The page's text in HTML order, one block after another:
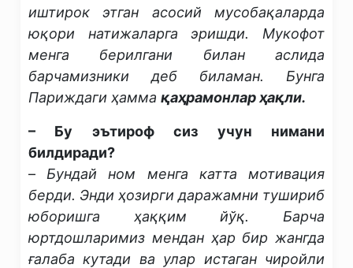
иштирок этган асосий мусобақаларда
юқори натижаларга эришди. Мукофот
менга берилгани билан аслида
барчамизники деб биламан. Бунга
Париждаги ҳамма қаҳрамонлар ҳақли.
– Бу эътироф сиз учун нимани
билдиради?
–
Бундай ном менга катта мотивация
берди. Энди ҳозирги даражамни тушириб
юборишга ҳаққим йўқ. Барча
юртдошларимиз мендан ҳар бир жангда
ғалаба кутади ва улар истаган чиройли